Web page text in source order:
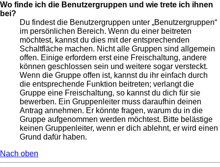
Wo finde ich die Benutzergruppen und wie trete ich ihnen
bei?
Du findest die Benutzergruppen unter „Benutzergruppen“
im persönlichen Bereich. Wenn du einer beitreten
möchtest, kannst du dies mit der entsprechenden
Schaltfläche machen. Nicht alle Gruppen sind allgemein
offen. Einige erfordern erst eine Freischaltung, andere
können geschlossen sein und weitere sogar versteckt.
Wenn die Gruppe offen ist, kannst du ihr einfach durch
die entsprechende Funktion beitreten; verlangt die
Gruppe eine Freischaltung, so kannst du dich für sie
bewerben. Ein Gruppenleiter muss daraufhin deinen
Antrag annehmen. Er könnte fragen, warum du in die
Gruppe aufgenommen werden möchtest. Bitte belästige
keinen Gruppenleiter, wenn er dich ablehnt, er wird einen
Grund dafür haben.
Nach oben